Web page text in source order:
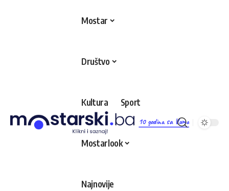
10 godina sa Vama
Mostar
Društvo
Kultura Sport
Mostarlook
Najnovije